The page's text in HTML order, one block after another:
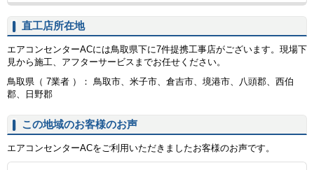
直工店所在地
エアコンセンターACには鳥取県下に7件提携工事店がございます。現場下
見から施工、アフターサービスまでお任せください。
鳥取県（ 7業者 ）： 鳥取市、米子市、倉吉市、境港市、八頭郡、西伯
郡、日野郡
この地域のお客様のお声
エアコンセンターACをご利用いただきましたお客様のお声です。